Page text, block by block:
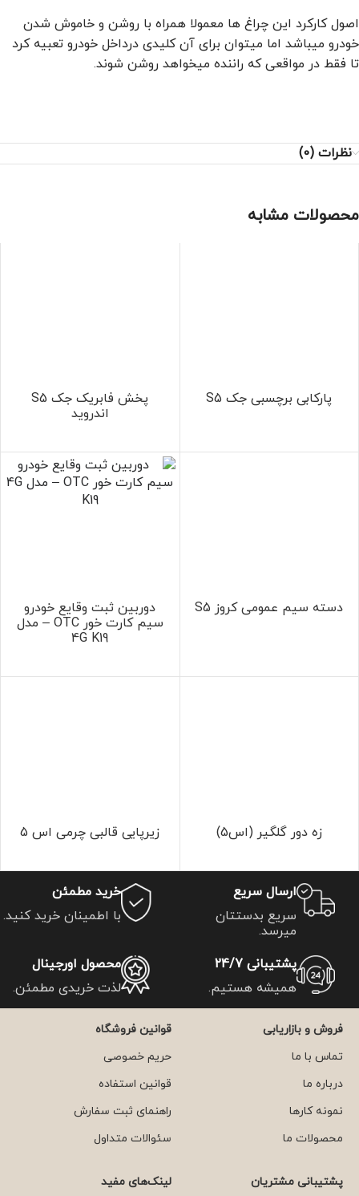
اصول کارکرد این چراغ ها معمولا همراه با روشن و خاموش شدن
خودرو میباشد اما میتوان برای آن کلیدی درداخل خودرو تعبیه کرد
تا فقط در مواقعی که راننده میخواهد روشن شوند.
نظرات (0)
محصولات مشابه
پارکابی برچسبی جک S5
پخش فابریک جک S5
اندروید
دسته سیم عمومی کروز S5
دوربین ثبت وقایع خودرو
سیم کارت خور OTC – مدل
4G K19
زه دور گلگیر (اس5) زیرپایی قالبی چرمی اس 5
ارسال سریع
سریع بدستتان
میرسد.
خرید مطمئن
با اطمینان خرید کنید.
پشتیبانی 24/7
همیشه هستیم.
محصول اورجینال
لذت خریدی مطمئن.
فروش و بازاریابی
تماس با ما
درباره ما
نمونه کارها
محصولات ما
قوانین فروشگاه
حریم خصوصی
قوانین استفاده
راهنمای ثبت سفارش
سئوالات متداول
پشتیبانی مشتریان
لینک‌های مفید